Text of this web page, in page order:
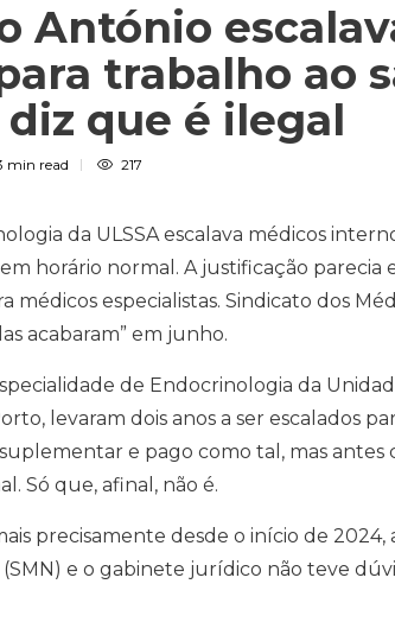
António
trabalho ao
que é ilegal
min read 217
da ULSSA escalava médicos
horário normal. A justificação parecia
médicos especialistas. Sindicato dos
acabaram” em junho.
de Endocrinologia da
levaram dois anos a ser escalados
e pago como tal, mas antes
Só que, afinal, não é.
precisamente desde o início de
e o gabinete jurídico não teve